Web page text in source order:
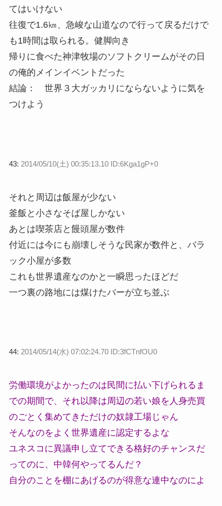
てはいけない
往復で1.6㎞、急峻な山道なので行って戻るだけで
も1時間は取られる。健脚向き
帰りに食べた神津牧場のソフトクリームがその日
の俺的メインイベントだった
結論： 世界３大ガッカリにならないように気を
つけよう
43: 2014/05/10(土) 00:35:13.10 ID:6Kga1gP+0
それと周辺は飯屋が少ない
釜飯と小さなそば屋しかない
あとは喫茶店と饅頭屋が数件
付近には今にも崩壊しそうな民家が数件と、バラ
ック小屋が多数
これも世界遺産なのかと一瞬思ったほどだ
一つ裏の路地には煤けたバーが立ち並ぶ
44: 2014/05/14(水) 07:02:24.70 ID:3fCTnfOU0
労働環境がよかったのは民間に払い下げられるま
での期間で、それ以降は周辺の若い娘を人身売買
のごとく集めてきただけの奴隷工場じゃん
そんなのをよく世界遺産に認定するよな
ユネスコに異議申し立てできる格好のチャンスだ
ってのに、中韓何やってるんだ？
自分のことを棚にあげるのが得意な連中なのによ